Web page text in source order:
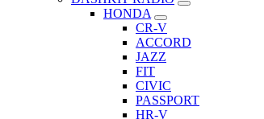
HONDA
CR-V
ACCORD
JAZZ
FIT
CIVIC
PASSPORT
HR-V